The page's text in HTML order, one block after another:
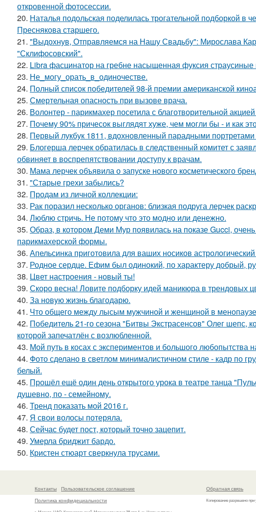
откровенной фотосессии.
20. Наталья подольская поделилась трогательной подборкой в
Преснякова старшего.
21. "Выдохнув, Отправляемся на Нашу Свадьбу": Мирослава
"Склифосовский".
22. Libra фасцинатор на гребне насыщенная фуксия страусиные
23. Не_могу_орать_в_одиночестве.
24. Полный список победителей 98-й премии американской
25. Смертельная опасность при вызове врача.
26. Волонтер - парикмахер посетила с благотворительной
27. Почему 90% причесок выглядят хуже, чем могли бы - и как
28. Первый лукбук 1811, вдохновленный парадными портретами
29. Блогерша лерчек обратилась в следственный комитет с
обвиняет в воспрепятствовании доступу к врачам.
30. Мама лерчек объявила о запуске нового косметического
31. "Старые грехи забылись?
32. Продам из личной коллекции:
33. Рак поразил несколько органов: близкая подруга лерчек
34. Люблю стричь. Не потому что это модно или денежно.
35. Образ, в котором Деми Мур появилась на показе Gucci,
парикмахерской формы.
36. Апельсинка приготовила для ваших носиков
37. Родное сердце. Ефим был одинокий, по характеру добрый,
38. Цвет настроения - новый ты!
39. Скоро весна! Ловите подборку идей маникюра в трендовых
40. За новyю жизнь благодарю.
41. Что общего между лысым мужчиной и женщиной в
42. Победитель 21-го сезона "Битвы Экстрасенсов" Олег шепс,
которой запечатлён с возлюбленной.
43. Мой путь в косах с экспериментов и большого любопытства
44. Фото сделано в светлом минималистичном стиле - кадр по
белый.
45. Прошёл ещё один день открытого урока в театре танца
душевно, по - семейному.
46. Тренд показать мой 2016 г.
47. Я свои волосы потеряла.
48. Сейчас будет пост, который точно зацепит.
49. Умерла бриджит бардо.
50. Кристен стюарт сверкнула трусами.
Контакты
Пользовательское соглашение
Политика конфидециальности
Обратная связь
Копирование разрешено при